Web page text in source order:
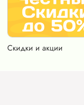
Скидки и акции